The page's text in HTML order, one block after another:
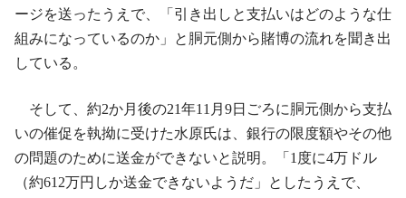
ージを送ったうえで、「引き出しと支払いはどのような仕
組みになっているのか」と胴元側から賭博の流れを聞き出
している。
そして、約2か月後の21年11月9日ごろに胴元側から支払
いの催促を執拗に受けた水原氏は、銀行の限度額やその他
の問題のために送金ができないと説明。「1度に4万ドル
（約612万円しか送金できないようだ」としたうえで、